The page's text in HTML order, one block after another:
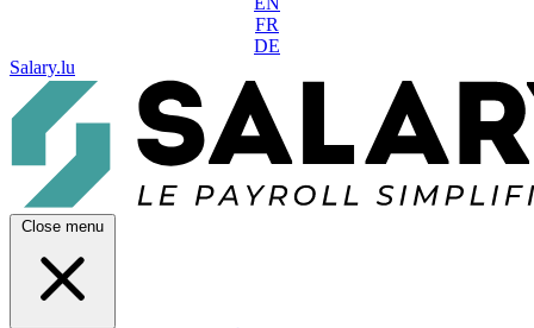
FR
DE
Salary.lu
Close menu